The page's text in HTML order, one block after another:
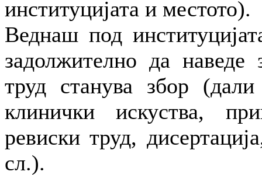
институцијата и местото).
Веднаш под
задолжително да наведе
труд станува збор
клинички искуства,
ревиски труд,
сл.).